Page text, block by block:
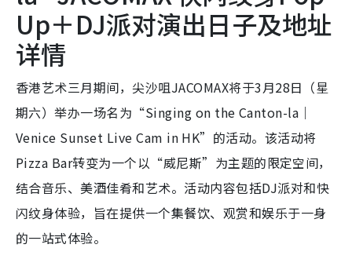
Up＋DJ派对演出日子及地址
详情
香港艺术三月期间，尖沙咀JACOMAX将于3月28日（星
期六）举办一场名为“Singing on the Canton-la｜
Venice Sunset Live Cam in HK”的活动。该活动将
Pizza Bar转变为一个以“威尼斯”为主题的限定空间，
结合音乐、美酒佳肴和艺术。活动内容包括DJ派对和快
闪纹身体验，旨在提供一个集餐饮、观赏和娱乐于一身
的一站式体验。